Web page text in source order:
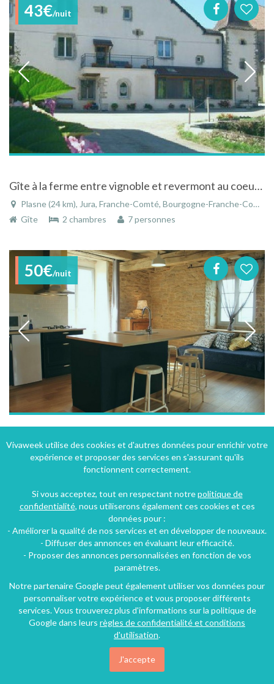
43€/nuit
Gîte à la ferme entre vignoble et revermont au coeur du Jura
Plasne (24 km), Jura, Franche-Comté, Bourgogne-Franche-Comté, France
Gîte
2 chambres 7 personnes
50€/nuit
Gîte vignoble jura *** MÉNÉTRU LE VIGNOBLE
Menétru-le-Vignoble (25 km), Jura, Franche-Comté, Bourgogne-Franche-Comté, France
94€/nuit
Vivaweek utilise des cookies et d'autres données pour enrichir votre
expérience et proposer des services en s'assurant qu'ils
fonctionnent correctement.
Si vous acceptez, tout en respectant notrepolitique de
confidentialité, nous utiliserons également ces cookies et ces
données pour :
- Améliorer la qualité de nos services et en développer de nouveaux.
- Diffuser des annonces en évaluant leur efficacité.
- Proposer des annonces personnalisées en fonction de vos
paramètres.
Notre partenaire Google peut également utiliser vos données pour
personnaliser votre expérience et vous proposer différents
services. Vous trouverez plus d'informations sur la politique de
Google dans leurs règles de confidentialité et conditions
d'utilisation.
J'accepte